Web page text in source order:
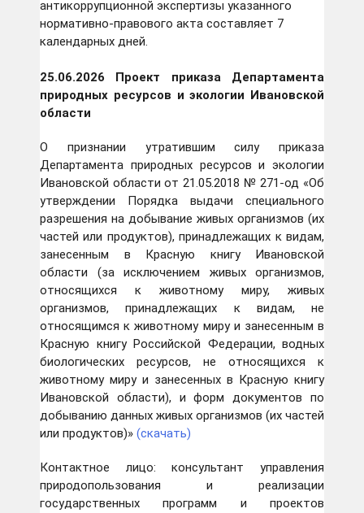
антикоррупционной экспертизы указанного
нормативно-правового акта составляет 7
календарных дней.
25.06.2026 Проект приказа Департамента
природных ресурсов и экологии Ивановской
области
О признании утратившим силу приказа
Департамента природных ресурсов и экологии
Ивановской области от 21.05.2018 № 271-од «Об
утверждении Порядка выдачи специального
разрешения на добывание живых организмов (их
частей или продуктов), принадлежащих к видам,
занесенным в Красную книгу Ивановской
области (за исключением живых организмов,
относящихся к животному миру, живых
организмов, принадлежащих к видам, не
относящимся к животному миру и занесенным в
Красную книгу Российской Федерации, водных
биологических ресурсов, не относящихся к
животному миру и занесенных в Красную книгу
Ивановской области), и форм документов по
добыванию данных живых организмов (их частей
или продуктов)» (скачать)
Контактное лицо: консультант управления
природопользования и реализации
государственных программ и проектов